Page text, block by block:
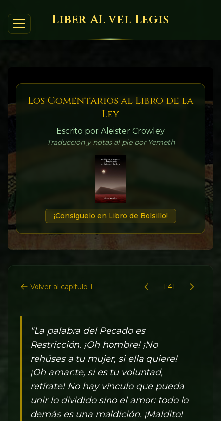
Liber AL vel Legis
Los Comentarios al Libro de la
Ley
Escrito por Aleister Crowley
Traducción y notas al pie por Yemeth
¡Consíguelo en Libro de Bolsillo!
Volver al capítulo 1 1:41
"La palabra del Pecado es
Restricción. ¡Oh hombre! ¡No
rehúses a tu mujer, si ella quiere!
¡Oh amante, si es tu voluntad,
retírate! No hay vínculo que pueda
unir lo dividido sino el amor: todo lo
demás es una maldición. ¡Maldito!